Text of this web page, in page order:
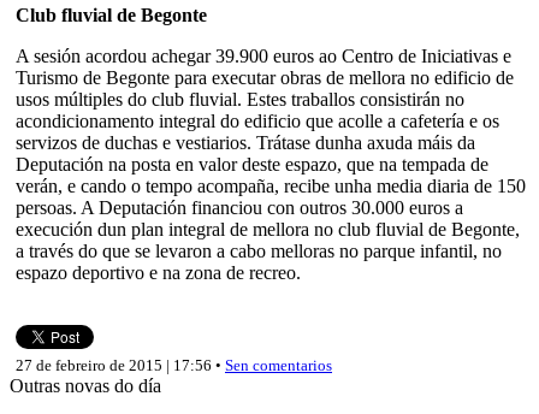
Club fluvial de Begonte
A sesión acordou achegar 39.900 euros ao Centro de Iniciativas e
Turismo de Begonte para executar obras de mellora no edificio de
usos múltiples do club fluvial. Estes traballos consistirán no
acondicionamento integral do edificio que acolle a cafetería e os
servizos de duchas e vestiarios. Trátase dunha axuda máis da
Deputación na posta en valor deste espazo, que na tempada de
verán, e cando o tempo acompaña, recibe unha media diaria de 150
persoas. A Deputación financiou con outros 30.000 euros a
execución dun plan integral de mellora no club fluvial de Begonte,
a través do que se levaron a cabo melloras no parque infantil, no
espazo deportivo e na zona de recreo.
27 de febreiro de 2015 | 17:56 • Sen comentarios
Outras novas do día